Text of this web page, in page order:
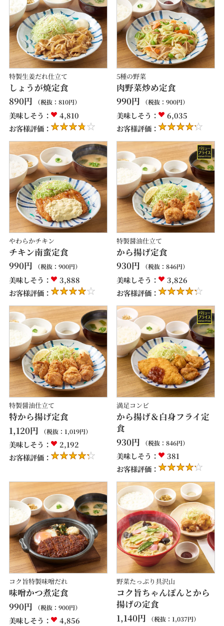
特製生姜だれ仕立て
しょうが焼定食
890円 （税抜： 810円）
美味しそう：
4,810
お客様評価：
5種の野菜
肉野菜炒め定食
990円 （税抜： 900円）
美味しそう：
6,035
お客様評価：
やわらかチキン
チキン南蛮定食
990円 （税抜： 900円）
美味しそう：
3,888
お客様評価：
特製醤油仕立て
から揚げ定食
930円 （税抜： 846円）
美味しそう：
3,826
お客様評価：
特製醤油仕立て
特から揚げ定食
1,120円 （税抜： 1,019円）
美味しそう：
2,192
お客様評価：
満足コンビ
から揚げ＆白身フライ定
食
930円 （税抜： 846円）
美味しそう：
381
お客様評価：
コク旨特製味噌だれ
味噌かつ煮定食
990円 （税抜： 900円）
美味しそう：
4,856
野菜たっぷり具沢山
コク旨ちゃんぽんとから
揚げの定食
1,140円 （税抜： 1,037円）